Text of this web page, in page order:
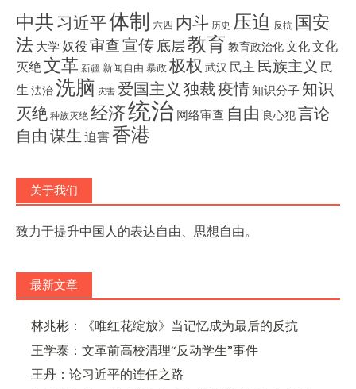
中共习近平体制 六四 内斗 历史 压迫 反抗 国安
法 大学 奴役 审查宣传底层教育 教育政治化文化文化
灭绝文革 新疆 新闻自由 暴政 极权 武汉 民主 民族主义 民
生 法治洗脑 灾害 爱国主义 独裁疫情知识分子 知识
灭绝 种族灭绝 经济统治 网络审查 自由 良心犯言论
自由 谋生 迫害香港
关于我们
致力于提升中国人的表达自由、思想自由。
最新文章
林兆彬：《唯红花绽放》当记忆成为最后的反抗
王学泰：文革前高校清理“反动学生”事件
王丹：论习近平的连任之路